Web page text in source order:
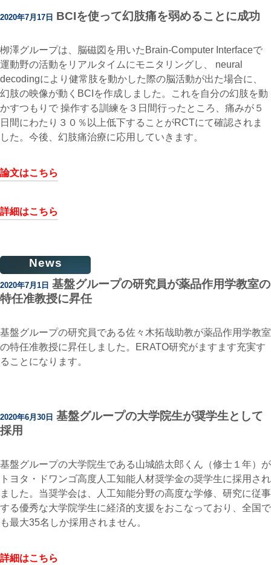
2020年7月17日 BCIを使って幻肢痛を弱めることに成功
栁澤グループは、脳磁図を用いたBrain-Computer Interfaceで
運動野の活動をリアルタイムにモニタリングし、 neural
decodingにより健常肢を動かした際の脳活動が出た場合に、
幻肢の映像が動くBCIを作成しました。これを自分の幻肢を動
かすつもりで 操作する訓練を３日間行ったところ、痛みが５
日間にわたり３０％以上低下することがRCTにて確認されま
した。今後、幻肢痛治療に応用していきます。
論文はこちら
詳細はこちら
News
2020年7月1日 基盤グループの研究員が薬品作用学教室の
特任准教授に昇任
基盤グループの研究員である佐々木拓哉助教が薬品作用学教室
の特任准教授に昇任しました。ERATO研究がますます充実す
ることになります。
2020年6月30日 基盤グループの大学院生が奨学生として
採用
基盤グループの大学院生である山城皓太郎くん（修士１年）が
トヨタ・ドワンゴ高度人工知能人材奨学金の奨学生に採用され
ました。当奨学会は、人工知能分野の高度な学修、研究に従事
する優秀な大学院学生に経済的支援をおこなっており、全国で
も最大35名しか採用されません。
詳細はこちら